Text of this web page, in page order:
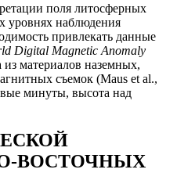
поля литосферных
уровнях наблюдения
привлекать данные
Digital Magnetic Anomaly
материалов наземных,
съемок (Maus et al.,
минуты, высота над
ВОСТОЧНЫХ